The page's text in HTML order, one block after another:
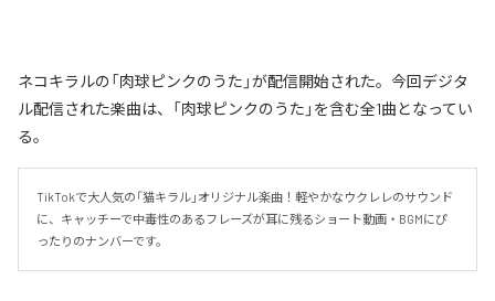
ネコキラルの「肉球ピンクのうた」が配信開始された。今回デジタ
ル配信された楽曲は、「肉球ピンクのうた」を含む全1曲となってい
る。
TikTokで大人気の「猫キラル」オリジナル楽曲！軽やかなウクレレのサウンド
に、キャッチーで中毒性のあるフレーズが耳に残るショート動画・BGMにぴ
ったりのナンバーです。